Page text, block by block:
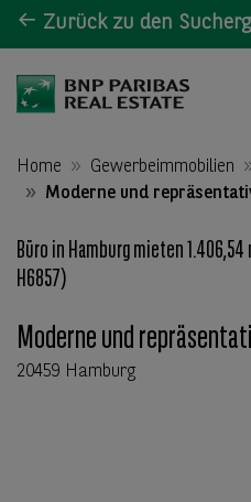
Zurück zu den
Home Gewerbeimmobilien
Moderne und
Büro in Hamburg mieten 1.406,54
H6857)
Moderne und
20459 Hamburg